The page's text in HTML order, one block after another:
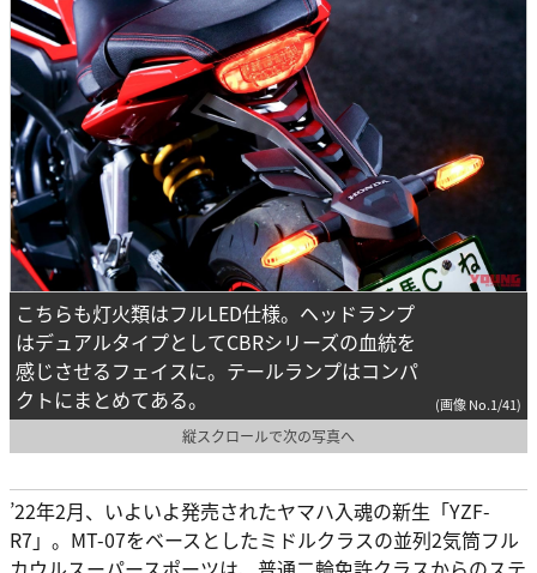
こちらも灯火類はフルLED仕様。ヘッドランプ
はデュアルタイプとしてCBRシリーズの血統を
感じさせるフェイスに。テールランプはコンパ
クトにまとめてある。
(画像 No.1/41)
縦スクロールで次の写真へ
’22年2月、いよいよ発売されたヤマハ入魂の新生「YZF-
R7」。MT-07をベースとしたミドルクラスの並列2気筒フル